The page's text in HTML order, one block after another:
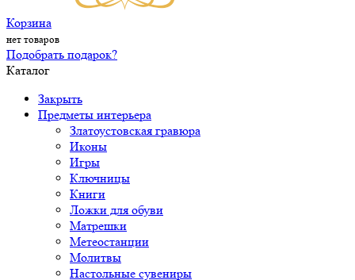
Корзина
нет товаров
Подобрать подарок?
Каталог
Закрыть
Предметы интерьера
Златоустовская гравюра
Иконы
Игры
Ключницы
Книги
Ложки для обуви
Матрешки
Метеостанции
Молитвы
Настольные сувениры